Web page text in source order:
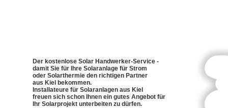
Der kostenlose Solar Handwerker-Service -
damit Sie für Ihre Solaranlage für Strom
oder Solarthermie den richtigen Partner
aus Kiel bekommen.
Installateure für Solaranlagen aus Kiel
freuen sich schon Ihnen ein gutes Angebot für
Ihr Solarprojekt unterbeiten zu dürfen.